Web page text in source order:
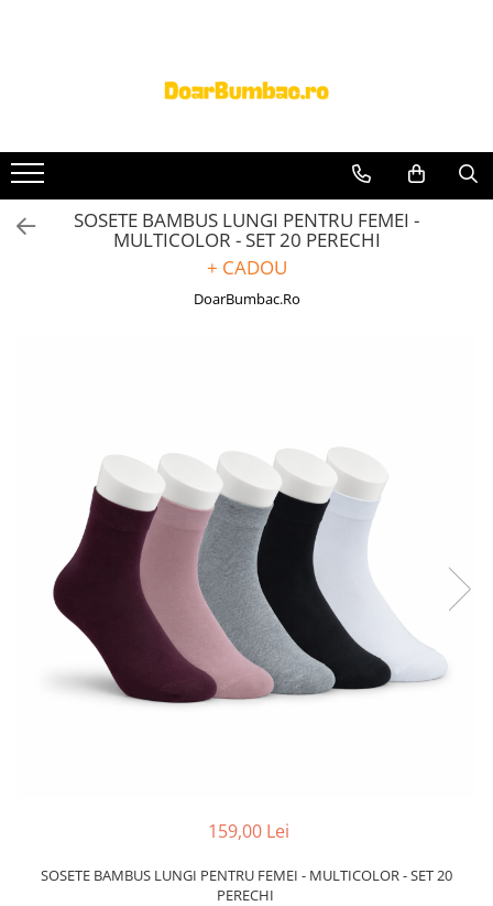
SET 5 Prosoape 100% Bumbac
SOSETE BAMBUS LUNGI PENTRU FEMEI -
MULTICOLOR - SET 20 PERECHI
+ CADOU
DoarBumbac.Ro
159,00 Lei
SOSETE BAMBUS LUNGI PENTRU FEMEI - MULTICOLOR - SET 20
PERECHI